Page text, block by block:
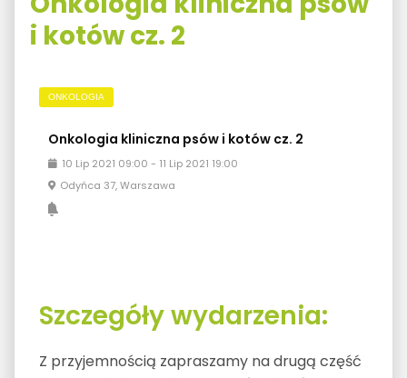
i kotów cz. 2
ONKOLOGIA
Onkologia kliniczna psów i kotów cz. 2
10 Lip 2021 09:00 - 11 Lip 2021 19:00
Odyńca 37, Warszawa
Szczegóły wydarzenia:
Z przyjemnością zapraszamy na drugą część